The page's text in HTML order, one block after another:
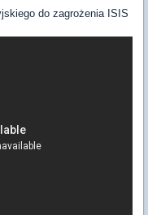
do zagrożenia ISIS